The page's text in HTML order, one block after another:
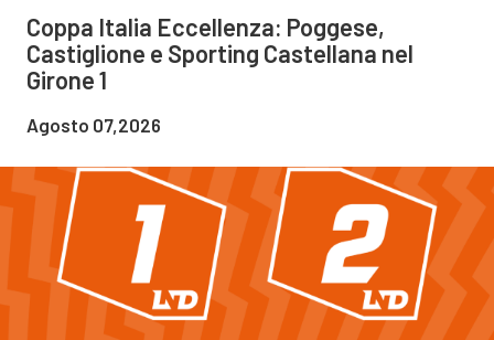
Coppa Italia Eccellenza: Poggese,
Castiglione e Sporting Castellana nel
Girone 1
Agosto 07,2026